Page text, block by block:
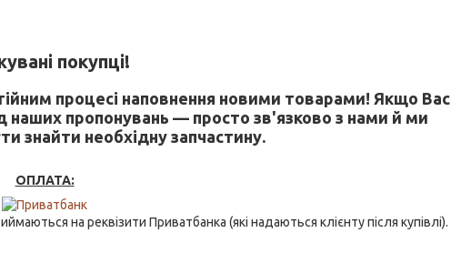
покупці!
процесі наповнення новими товарами! Якщо Вас
наших пропонувань — просто зв'язково з нами й ми
знайти необхідну запчастину.
ОПЛАТА:
на реквізити Приватбанка (які надаються клієнту після купівлі).